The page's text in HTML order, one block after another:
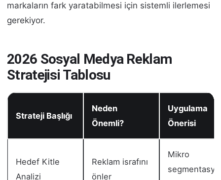
markaların fark yaratabilmesi için sistemli ilerlemesi
gerekiyor.
2026 Sosyal Medya Reklam
Stratejisi Tablosu
Strateji Başlığı
Neden
Önemli?
Uygulama
Önerisi
Hedef Kitle
Analizi
Reklam israfını
önler
Mikro